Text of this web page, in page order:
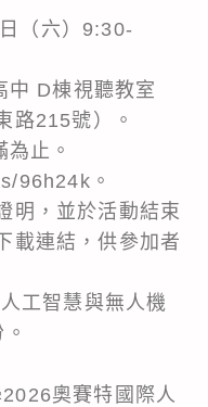
（六）9:30-
中 D棟視聽教室
路215號）。
止。
96h24k。
明，並於活動結束
載連結，供參加者
工智慧與無人機
奧賽特國際人